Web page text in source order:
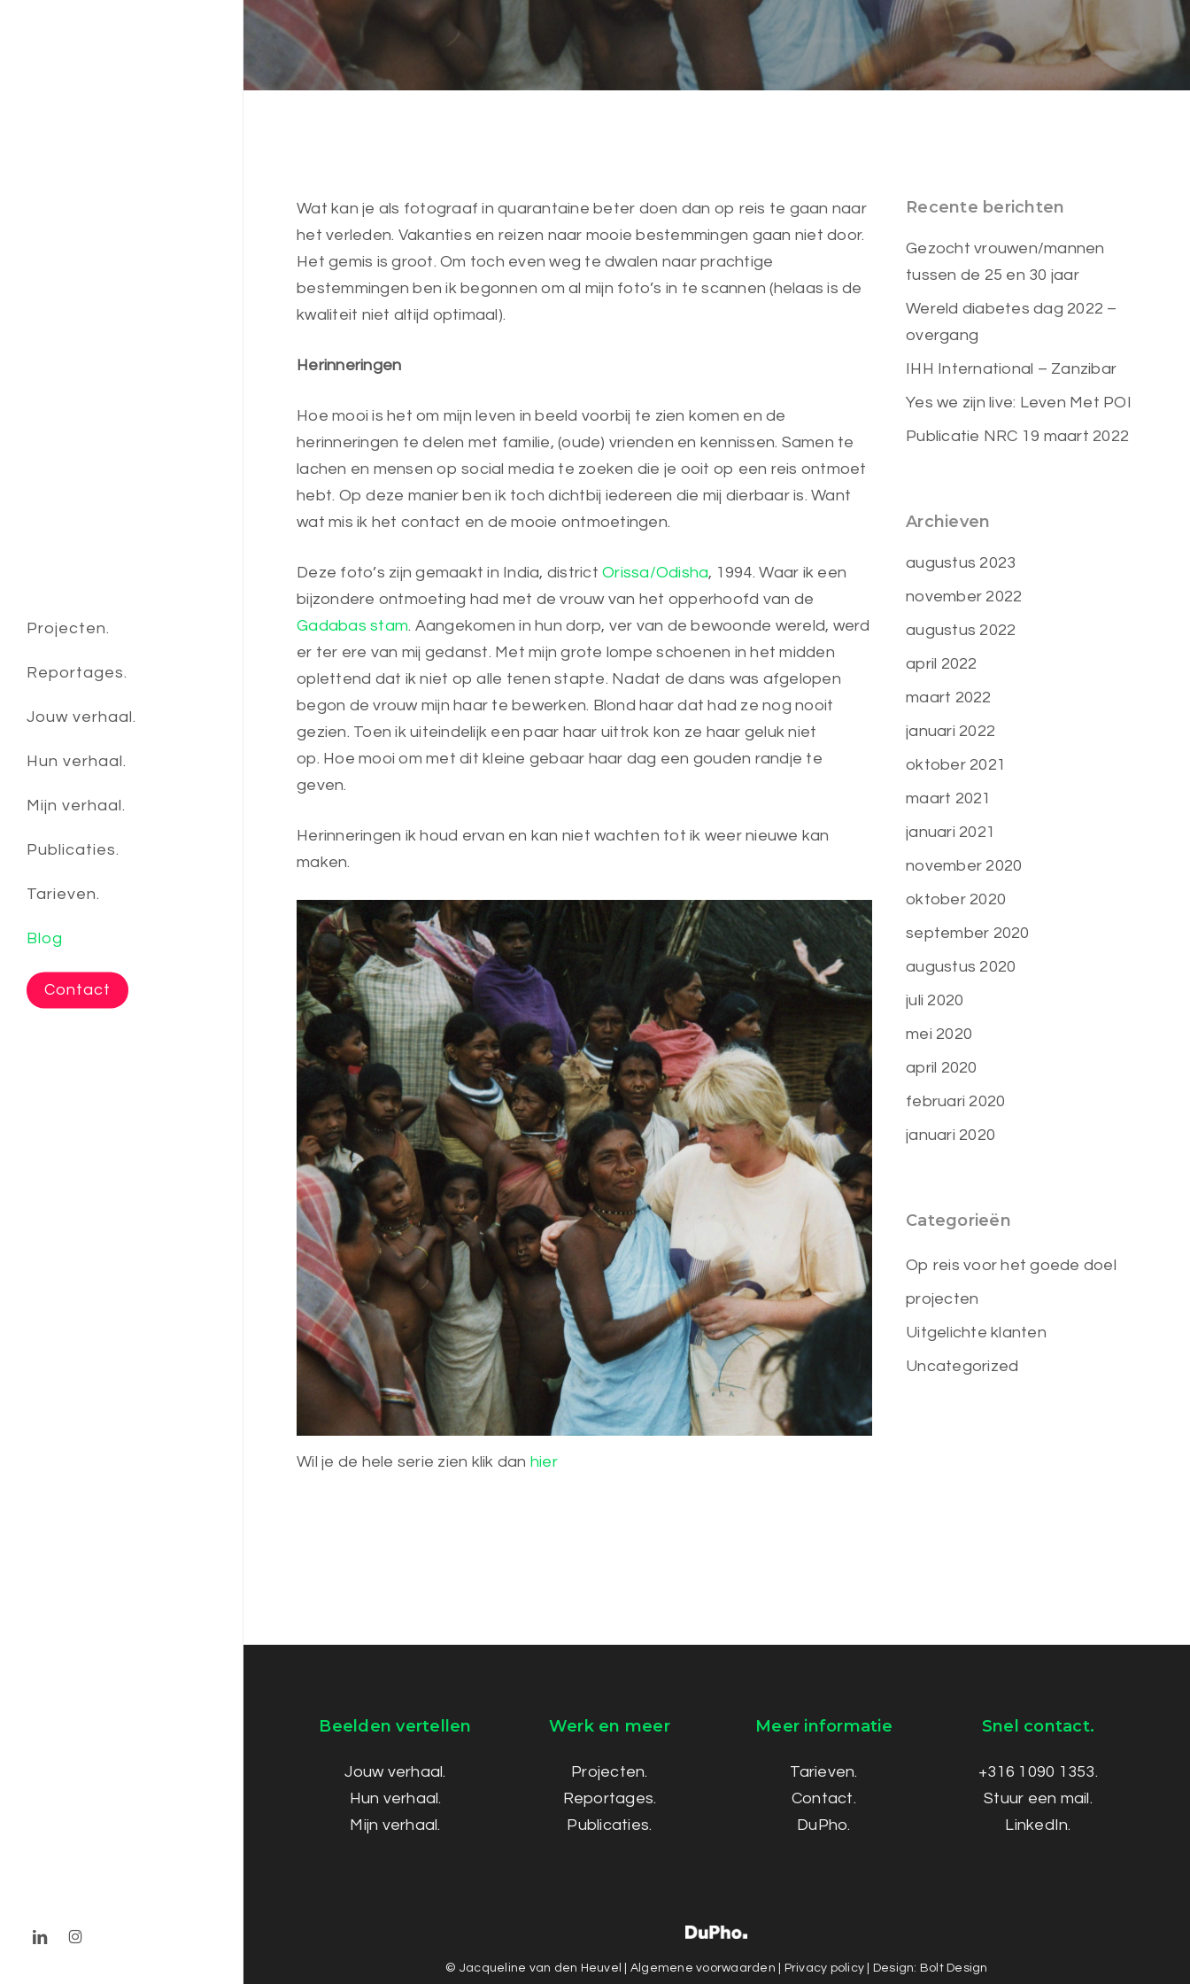
Projecten.
Reportages.
Jouw verhaal.
Hun verhaal.
Mijn verhaal.
Publicaties.
Tarieven.
Blog
Contact
linkedininstagram
Wat kan je als fotograaf in quarantaine beter doen dan op reis te gaan naar
het verleden. Vakanties en reizen naar mooie bestemmingen gaan niet door.
Het gemis is groot. Om toch even weg te dwalen naar prachtige
bestemmingen ben ik begonnen om al mijn foto’s in te scannen (helaas is de
kwaliteit niet altijd optimaal).
Herinneringen
Hoe mooi is het om mijn leven in beeld voorbij te zien komen en de
herinneringen te delen met familie, (oude) vrienden en kennissen. Samen te
lachen en mensen op social media te zoeken die je ooit op een reis ontmoet
hebt. Op deze manier ben ik toch dichtbij iedereen die mij dierbaar is. Want
wat mis ik het contact en de mooie ontmoetingen.
Deze foto’s zijn gemaakt in India, districtOrissa/Odisha, 1994. Waar ik een
bijzondere ontmoeting had met de vrouw van het opperhoofd van de
Gadabas stam. Aangekomen in hun dorp, ver van de bewoonde wereld, werd
er ter ere van mij gedanst. Met mijn grote lompe schoenen in het midden
oplettend dat ik niet op alle tenen stapte. Nadat de dans was afgelopen
begon de vrouw mijn haar te bewerken. Blond haar dat had ze nog nooit
gezien. Toen ik uiteindelijk een paar haar uittrok kon ze haar geluk niet
op. Hoe mooi om met dit kleine gebaar haar dag een gouden randje te
geven.
Herinneringen ik houd ervan en kan niet wachten tot ik weer nieuwe kan
maken.
Wil je de hele serie zien klik dan hier
Recente berichten
Gezocht vrouwen/mannen
tussen de 25 en 30 jaar
Wereld diabetes dag 2022 –
overgang
IHH International – Zanzibar
Yes we zijn live: Leven Met POI
Publicatie NRC 19 maart 2022
Archieven
augustus 2023
november 2022
augustus 2022
april 2022
maart 2022
januari 2022
oktober 2021
maart 2021
januari 2021
november 2020
oktober 2020
september 2020
augustus 2020
juli 2020
mei 2020
april 2020
februari 2020
januari 2020
Categorieën
Op reis voor het goede doel
projecten
Uitgelichte klanten
Uncategorized
Beelden vertellen
Jouw verhaal.
Hun verhaal.
Mijn verhaal.
Werk en meer
Projecten.
Reportages.
Publicaties.
Meer informatie
Tarieven.
Contact.
DuPho.
Snel contact.
+316 1090 1353.
Stuur een mail.
LinkedIn.
© Jacqueline van den Heuvel | Algemene voorwaarden Privacy policy | Design: Bolt Design